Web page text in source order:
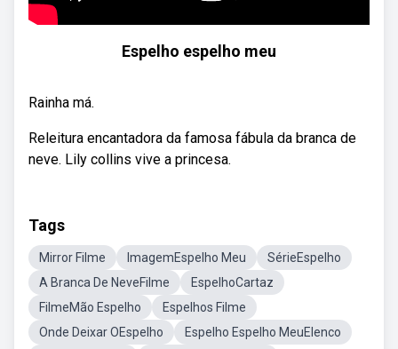
Espelho espelho meu
Rainha má.
Releitura encantadora da famosa fábula da branca de
neve. Lily collins vive a princesa.
Tags
Mirror Filme ImagemEspelho Meu
SérieEspelho
A Branca De NeveFilme
EspelhoCartaz
FilmeMão Espelho
Espelhos Filme
Onde Deixar OEspelho
Espelho Espelho MeuElenco